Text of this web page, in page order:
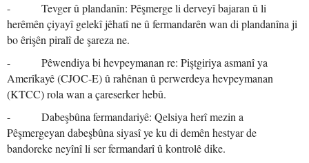
- Tevger û plandanîn: Pêşmerge li derveyî bajaran û li
herêmên çiyayî gelekî jêhatî ne û fermandarên wan di plandanîna ji
bo êrişên piralî de şareza ne.
- Pêwendiya bi hevpeymanan re: Piştgiriya asmanî ya
Amerîkayê (CJOC-E) û rahênan û perwerdeya hevpeymanan
(KTCC) rola wan a çareserker hebû.
- Dabeşbûna fermandariyê: Qelsiya herî mezin a
Pêşmergeyan dabeşbûna siyasî ye ku di demên hestyar de
bandoreke neyînî li ser fermandarî û kontrolê dike.